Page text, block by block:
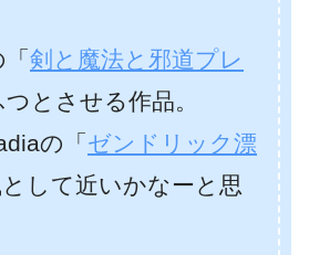
剣と魔法と邪道プレ
とさせる作品。
の「 ゼンドリック漂
として近いかなーと思